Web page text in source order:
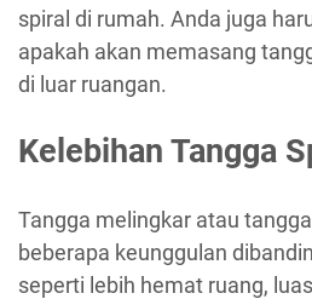
spiral di rumah. Anda juga
apakah akan memasang
di luar ruangan.
Kelebihan Tangga
Tangga melingkar atau
beberapa keunggulan
seperti lebih hemat ruang,